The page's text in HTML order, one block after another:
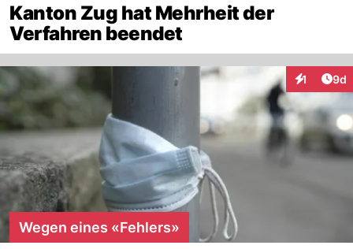
Kanton Zug hat Mehrheit der
Verfahren beendet
1 9d
Wegen eines «Fehlers»